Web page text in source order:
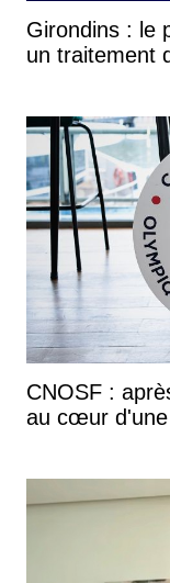
Girondins : le
un traitement
CNOSF :
au cœur d'une